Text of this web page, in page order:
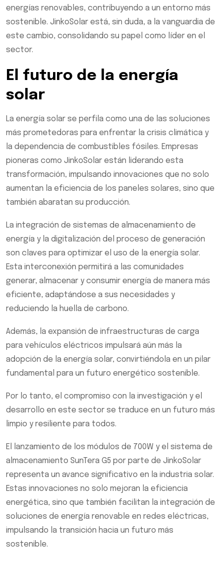
energías renovables, contribuyendo a un entorno más
sostenible. JinkoSolar está, sin duda, a la vanguardia de
este cambio, consolidando su papel como líder en el
sector.
El futuro de la energía
solar
La energía solar se perfila como una de las soluciones
más prometedoras para enfrentar la crisis climática y
la dependencia de combustibles fósiles. Empresas
pioneras como JinkoSolar están liderando esta
transformación, impulsando innovaciones que no solo
aumentan la eficiencia de los paneles solares, sino que
también abaratan su producción.
La integración de sistemas de almacenamiento de
energía y la digitalización del proceso de generación
son claves para optimizar el uso de la energía solar.
Esta interconexión permitirá a las comunidades
generar, almacenar y consumir energía de manera más
eficiente, adaptándose a sus necesidades y
reduciendo la huella de carbono.
Además, la expansión de infraestructuras de carga
para vehículos eléctricos impulsará aún más la
adopción de la energía solar, convirtiéndola en un pilar
fundamental para un futuro energético sostenible.
Por lo tanto, el compromiso con la investigación y el
desarrollo en este sector se traduce en un futuro más
limpio y resiliente para todos.
El lanzamiento de los módulos de 700W y el sistema de
almacenamiento SunTera G5 por parte de JinkoSolar
representa un avance significativo en la industria solar.
Estas innovaciones no solo mejoran la eficiencia
energética, sino que también facilitan la integración de
soluciones de energía renovable en redes eléctricas,
impulsando la transición hacia un futuro más
sostenible.